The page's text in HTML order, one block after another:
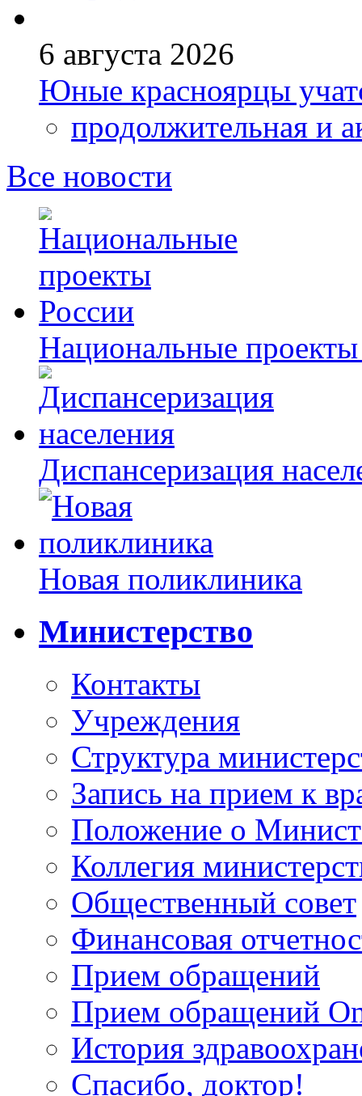
6 августа 2026
Юные красноярцы
продолжительная и
Все новости
Национальные
Диспансеризация
Новая поликлиника
Министерство
Контакты
Учреждения
Структура
Запись на прием к
Положение о
Коллегия
Общественный совет
Финансовая
Прием обращений
Прием обращений
История
Спасибо, доктор!